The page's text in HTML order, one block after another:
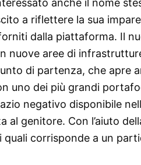
a riflettere la sua
dalla piattaforma. Il
nuove aree di
di partenza, che apre
uno dei più grandi
negativo disponibile
al genitore. Con l’aiuto
quali corrisponde a un